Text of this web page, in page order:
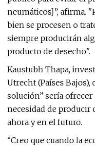
neumáticos]”, afirma.
bien se procesen o
siempre producirán
producto de desecho".
Kaustubh Thapa,
Utrecht (Países
solución” sería
necesidad de producir
ahora y en el futuro.
“Creo que cuando la